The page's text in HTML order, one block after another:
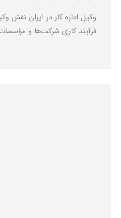
وکیل اداره کار در ایران نقش
فرآیند کاری شرکت‌ها و